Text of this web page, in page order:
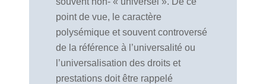
point de vue, le caractère
polysémique et souvent controversé
de la référence à l’universalité ou
l’universalisation des droits et
prestations doit être rappelé